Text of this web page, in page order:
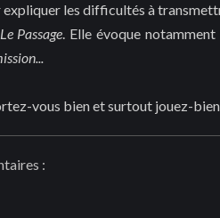
les difficultés à
Le Passage. Elle évoque notamment
vous bien et surtout jouez-
: